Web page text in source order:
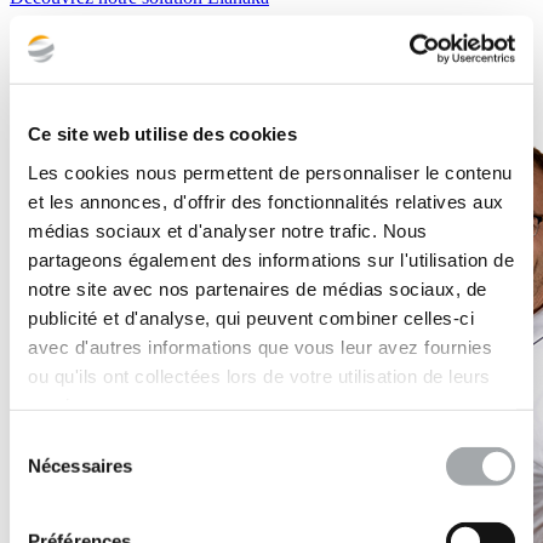
Ce site web utilise des cookies
Les cookies nous permettent de personnaliser le contenu
et les annonces, d'offrir des fonctionnalités relatives aux
médias sociaux et d'analyser notre trafic. Nous
partageons également des informations sur l'utilisation de
notre site avec nos partenaires de médias sociaux, de
publicité et d'analyse, qui peuvent combiner celles-ci
avec d'autres informations que vous leur avez fournies
ou qu'ils ont collectées lors de votre utilisation de leurs
Nécessaires